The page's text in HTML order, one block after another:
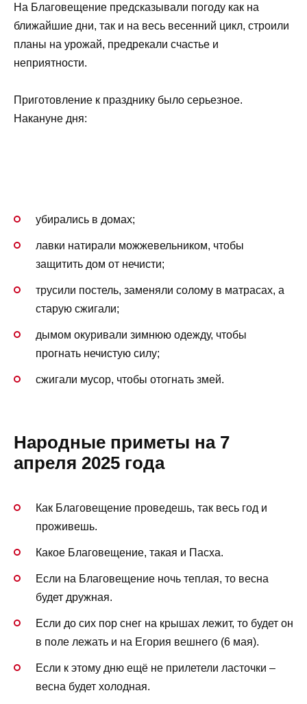
На Благовещение предсказывали погоду как на
ближайшие дни, так и на весь весенний цикл, строили
планы на урожай, предрекали счастье и
неприятности.
Приготовление к празднику было серьезное.
Накануне дня:
убирались в домах;
лавки натирали можжевельником, чтобы
защитить дом от нечисти;
трусили постель, заменяли солому в матрасах, а
старую сжигали;
дымом окуривали зимнюю одежду, чтобы
прогнать нечистую силу;
сжигали мусор, чтобы отогнать змей.
Народные приметы на 7
апреля 2025 года
Как Благовещение проведешь, так весь год и
проживешь.
Какое Благовещение, такая и Пасха.
Если на Благовещение ночь теплая, то весна
будет дружная.
Если до сих пор снег на крышах лежит, то будет он
в поле лежать и на Егория вешнего (6 мая).
Если к этому дню ещё не прилетели ласточки –
весна будет холодная.